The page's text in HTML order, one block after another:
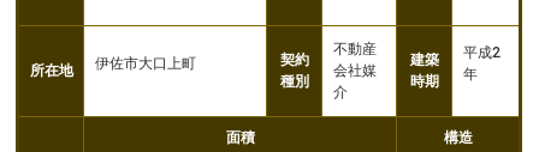
所在地 伊佐市大口上町
契約
種別
不動産
会社媒
介
建築
時期
平成2
年
面積 構造